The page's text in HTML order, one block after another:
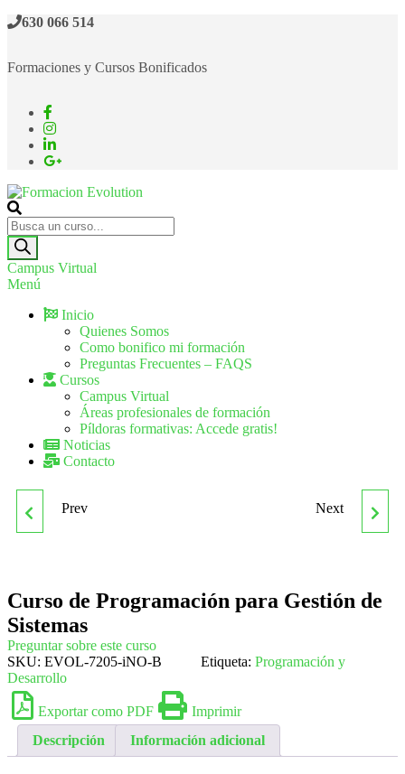
630 066 514
Formaciones y Cursos Bonificados
Formacion Evolution
Cursos de formación continua
Campus Virtual
Menú
Inicio
Quienes Somos
Como bonifico mi formación
Preguntas Frecuentes – FAQS
Cursos
Campus Virtual
Áreas profesionales de formación
Píldoras formativas: Accede gratis!
Noticias
Contacto
ORIENTADO A
COMPONENTES
Prev CURSO DE SISTEMAS
Next
Curso de Programación para Gestión de
Sistemas
Preguntar sobre este curso
SKU: EVOL-7205-iNO-B Etiqueta: Programación y
Desarrollo
Exportar como PDF
Imprimir
Descripción
Información adicional